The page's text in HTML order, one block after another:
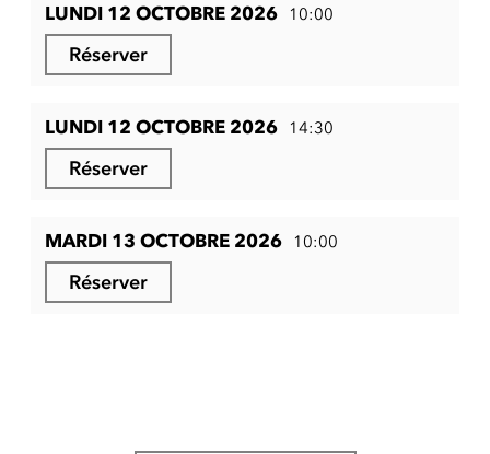
LUNDI 12 OCTOBRE 2026 10:00
Réserver
LUNDI 12 OCTOBRE 2026 14:30
Réserver
MARDI 13 OCTOBRE 2026 10:00
Réserver